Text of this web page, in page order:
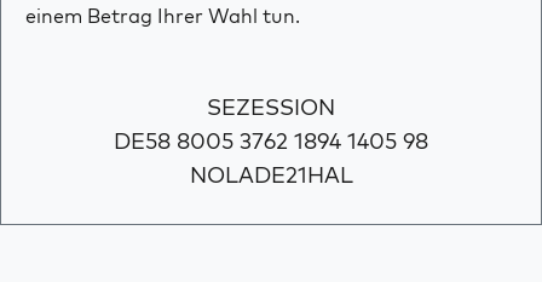
einem Betrag Ihrer Wahl tun.
SEZESSION
DE58 8005 3762 1894 1405 98
NOLADE21HAL